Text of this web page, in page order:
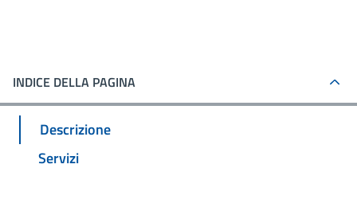
INDICE DELLA PAGINA
Descrizione
Servizi